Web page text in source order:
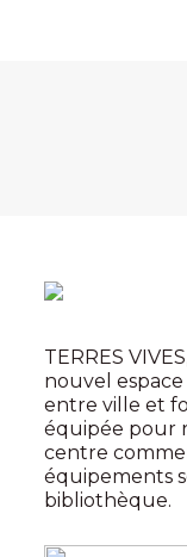
TERRES
nouvel
entre ville et
équipée pour
centre
équipements
bibliothèque.